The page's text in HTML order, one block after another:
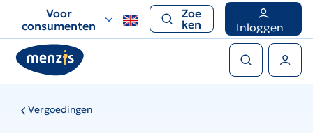
voor
snelle
navigatie
Voor
consumenten
Zoe
ken
Inloggen
Vergoedingen